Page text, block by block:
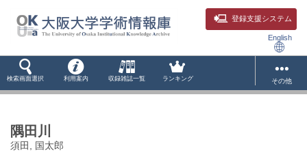
登録支援システム
English
検索画面選択 利用案内 収録雑誌一覧 ランキング その他
隅田川
須田, 国太郎